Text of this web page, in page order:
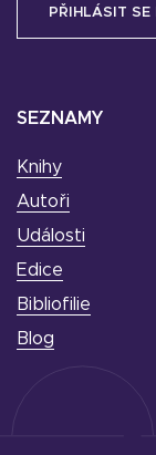
SEZNAMY
Knihy
Autoři
Události
Edice
Bibliofilie
Blog